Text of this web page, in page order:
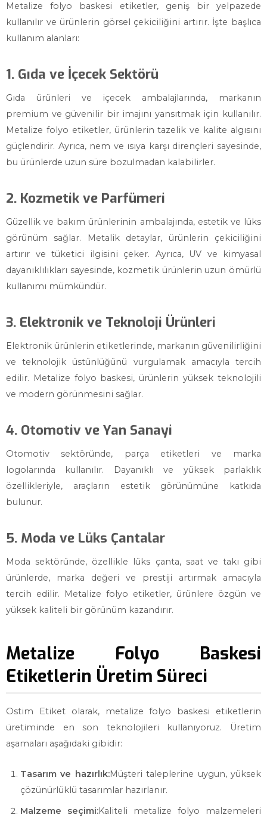
Metalize folyo baskesi etiketler, geniş bir yelpazede
kullanılır ve ürünlerin görsel çekiciliğini artırır. İşte başlıca
kullanım alanları:
1. Gıda ve İçecek Sektörü
Gıda ürünleri ve içecek ambalajlarında, markanın
premium ve güvenilir bir imajını yansıtmak için kullanılır.
Metalize folyo etiketler, ürünlerin tazelik ve kalite algısını
güçlendirir. Ayrıca, nem ve ısıya karşı dirençleri sayesinde,
bu ürünlerde uzun süre bozulmadan kalabilirler.
2. Kozmetik ve Parfümeri
Güzellik ve bakım ürünlerinin ambalajında, estetik ve lüks
görünüm sağlar. Metalik detaylar, ürünlerin çekiciliğini
artırır ve tüketici ilgisini çeker. Ayrıca, UV ve kimyasal
dayanıklılıkları sayesinde, kozmetik ürünlerin uzun ömürlü
kullanımı mümkündür.
3. Elektronik ve Teknoloji Ürünleri
Elektronik ürünlerin etiketlerinde, markanın güvenilirliğini
ve teknolojik üstünlüğünü vurgulamak amacıyla tercih
edilir. Metalize folyo baskesi, ürünlerin yüksek teknolojili
ve modern görünmesini sağlar.
4. Otomotiv ve Yan Sanayi
Otomotiv sektöründe, parça etiketleri ve marka
logolarında kullanılır. Dayanıklı ve yüksek parlaklık
özellikleriyle, araçların estetik görünümüne katkıda
bulunur.
5. Moda ve Lüks Çantalar
Moda sektöründe, özellikle lüks çanta, saat ve takı gibi
ürünlerde, marka değeri ve prestiji artırmak amacıyla
tercih edilir. Metalize folyo etiketler, ürünlere özgün ve
yüksek kaliteli bir görünüm kazandırır.
Metalize Folyo Baskesi
Etiketlerin Üretim Süreci
Ostim Etiket olarak, metalize folyo baskesi etiketlerin
üretiminde en son teknolojileri kullanıyoruz. Üretim
aşamaları aşağıdaki gibidir:
Tasarım ve hazırlık:Müşteri taleplerine uygun, yüksek
çözünürlüklü tasarımlar hazırlanır.
Malzeme seçimi:Kaliteli metalize folyo malzemeleri